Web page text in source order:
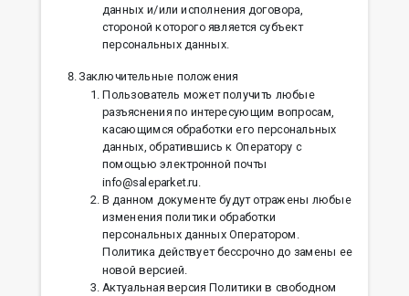
данных и/или исполнения договора,
стороной которого является субъект
персональных данных.
Заключительные положения
Пользователь может получить любые
разъяснения по интересующим вопросам,
касающимся обработки его персональных
данных, обратившись к Оператору с
помощью электронной почты
info@saleparket.ru.
В данном документе будут отражены любые
изменения политики обработки
персональных данных Оператором.
Политика действует бессрочно до замены ее
новой версией.
Актуальная версия Политики в свободном